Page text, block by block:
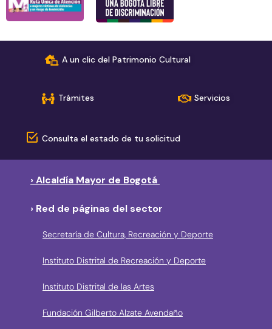
A un clic del Patrimonio Cultural
Trámites Servicios
Consulta el estado de tu solicitud
› Alcaldía Mayor de Bogotá
› Red de páginas del sector
Secretaría de Cultura, Recreación y Deporte
Instituto Distrital de Recreación y Deporte
Instituto Distrital de las Artes
Fundación Gilberto Alzate Avendaño